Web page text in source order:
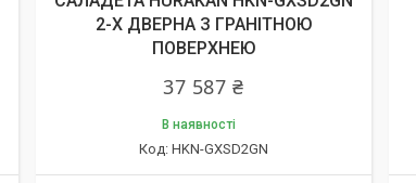
2-Х ДВЕРНА З ГРАНІТНОЮ
ПОВЕРХНЕЮ
37 587 ₴
В наявності
HKN-GXSD2GN